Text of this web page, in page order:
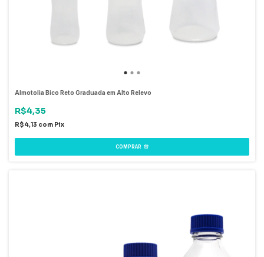
Almotolia Bico Reto Graduada em Alto Relevo
R$4,35
R$4,13 com Pix
COMPRAR